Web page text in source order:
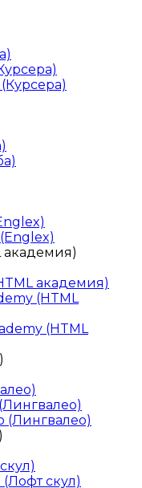
академия)
академия)
(HTML
(HTML
(Лингвалео)
скул)